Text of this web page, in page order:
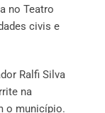
no Teatro
civis e
Ralfi Silva
na
o município.